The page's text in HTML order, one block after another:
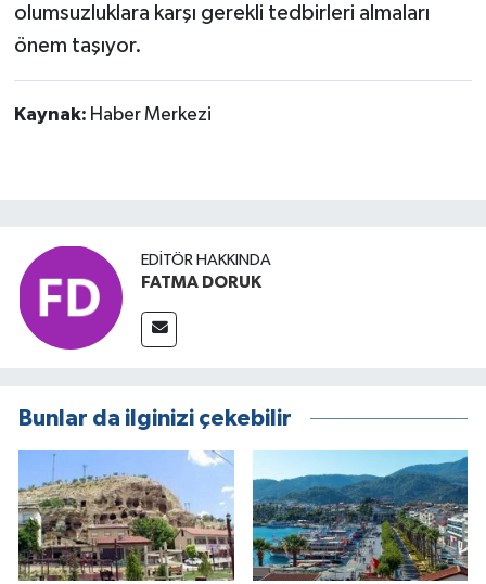
olumsuzluklara karşı gerekli tedbirleri almaları
önem taşıyor.
Kaynak: Haber Merkezi
EDITÖR HAKKINDA
FATMA DORUK
Bunlar da ilginizi çekebilir